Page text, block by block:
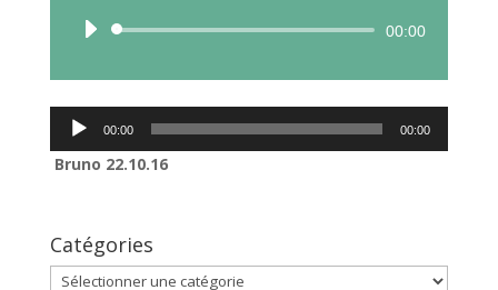
Lecteur
00:00
Lecteur
00:00 00:00
Bruno 22.10.16
Catégories
Catégories